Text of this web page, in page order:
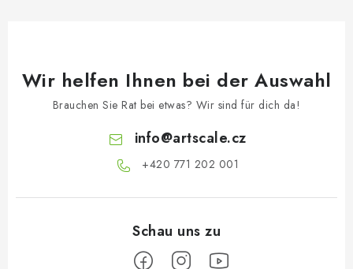
Wir helfen Ihnen bei der Auswahl
Brauchen Sie Rat bei etwas? Wir sind für dich da!
info@artscale.cz
+420 771 202 001​